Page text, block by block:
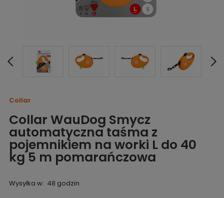
Collar
Collar WauDog Smycz
automatyczna taśma z
pojemnikiem na worki L do 40
kg 5 m pomarańczowa
Wysyłka w: 48 godzin